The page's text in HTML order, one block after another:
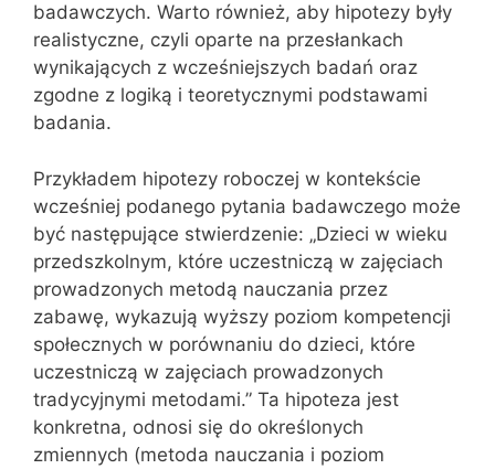
badawczych. Warto również, aby hipotezy były
realistyczne, czyli oparte na przesłankach
wynikających z wcześniejszych badań oraz
zgodne z logiką i teoretycznymi podstawami
badania.
Przykładem hipotezy roboczej w kontekście
wcześniej podanego pytania badawczego może
być następujące stwierdzenie: „Dzieci w wieku
przedszkolnym, które uczestniczą w zajęciach
prowadzonych metodą nauczania przez
zabawę, wykazują wyższy poziom kompetencji
społecznych w porównaniu do dzieci, które
uczestniczą w zajęciach prowadzonych
tradycyjnymi metodami.” Ta hipoteza jest
konkretna, odnosi się do określonych
zmiennych (metoda nauczania i poziom